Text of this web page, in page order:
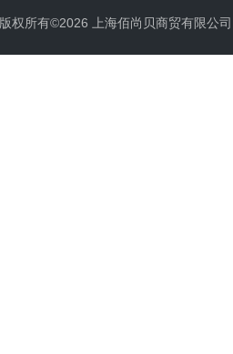
版权所有©2026 上海佰尚贝商贸有限公